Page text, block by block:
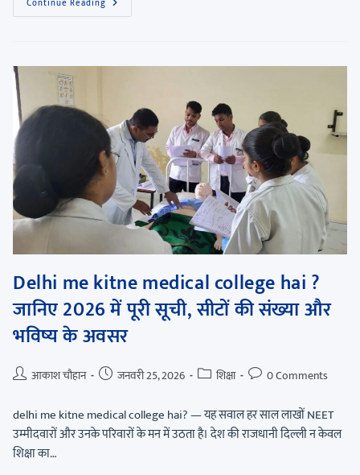
Delhi me kitne medical college hai ?
जानिए 2026 में पूरी सूची, सीटों की संख्या और
भविष्य के अवसर
आकाश चौहान जनवरी 25, 2026 शिक्षा 0 Comments
delhi me kitne medical college hai? — यह सवाल हर साल लाखों NEET
उम्मीदवारों और उनके परिवारों के मन में उठता है। देश की राजधानी दिल्ली न केवल
शिक्षा का…